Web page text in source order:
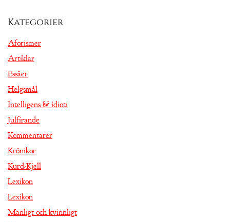
Kategorier
Aforismer
Artiklar
Essäer
Helgsmål
Intelligens & idioti
Julfirande
Kommentarer
Krönikor
Kurd-Kjell
Lexikon
Lexikon
Manligt och kvinnligt